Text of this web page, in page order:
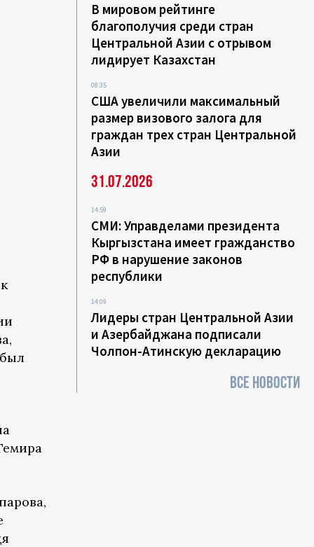
В мировом рейтинге
благополучия среди стран
Центральной Азии с отрывом
лидирует Казахстан
08:35
США увеличили максимальный
размер визового залога для
граждан трех стран Центральной
Азии
31.07.2026
14:59
СМИ: Управделами президента
Кыргызстана имеет гражданство
РФ в нарушение законов
республики
14:09
Лидеры стран Центральной Азии
и Азербайджана подписали
Чолпон-Атинскую декларацию
ВСЕ НОВОСТИ